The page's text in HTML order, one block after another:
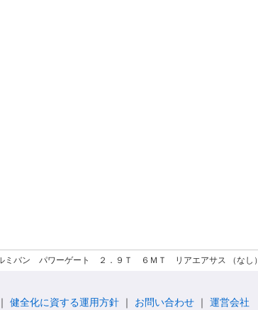
ミバン パワーゲート ２．９Ｔ ６ＭＴ リアエアサス （なし）
健全化に資する運用方針 お問い合わせ 運営会社